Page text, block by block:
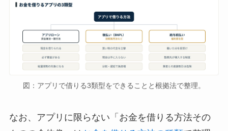
図：アプリで借りる3類型をできることと根拠法で整理。
なお、アプリに限らない「お金を借りる方法その